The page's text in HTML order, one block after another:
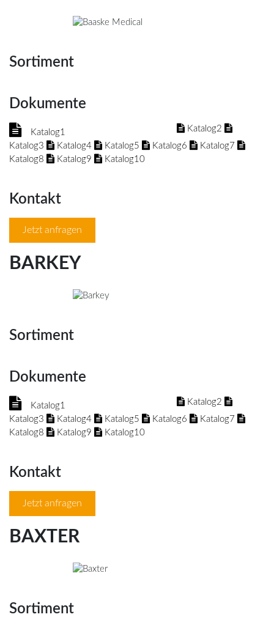
Sortiment
Dokumente
Katalog1
Katalog2
Katalog3
Katalog4 Katalog5 Katalog6
Katalog7
Katalog8
Katalog9 Katalog10
Kontakt
Jetzt anfragen
BARKEY
Sortiment
Dokumente
Katalog1
Katalog2
Katalog3
Katalog4 Katalog5 Katalog6
Katalog7
Katalog8
Katalog9 Katalog10
Kontakt
Jetzt anfragen
BAXTER
Sortiment